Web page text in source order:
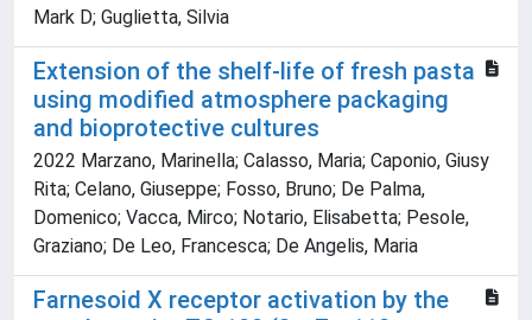
Mark D; Guglietta, Silvia
Extension of the shelf-life of fresh pasta
using modified atmosphere packaging
and bioprotective cultures
2022 Marzano, Marinella; Calasso, Maria; Caponio, Giusy
Rita; Celano, Giuseppe; Fosso, Bruno; De Palma,
Domenico; Vacca, Mirco; Notario, Elisabetta; Pesole,
Graziano; De Leo, Francesca; De Angelis, Maria
Farnesoid X receptor activation by the